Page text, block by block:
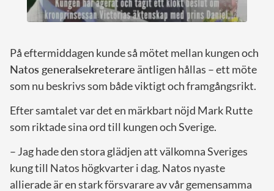
På eftermiddagen kunde så mötet mellan kungen och
Natos generalsekreterare äntligen hållas – ett möte
som nu beskrivs som både viktigt och framgångsrikt.
Efter samtalet var det en märkbart nöjd Mark Rutte
som riktade sina ord till kungen och Sverige.
– Jag hade den stora glädjen att välkomna Sveriges
kung till Natos högkvarter i dag. Natos nyaste
allierade är en stark försvarare av vår gemensamma